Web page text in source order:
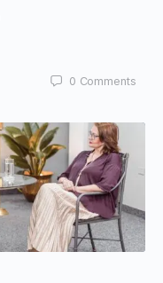
0 Comments